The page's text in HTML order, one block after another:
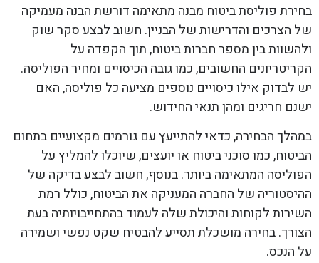
בחירת פוליסת ביטוח מבנה מתאימה דורשת הבנה מעמיקה
של הצרכים והדרישות של הבניין. חשוב לבצע סקר שוק
ולהשוות בין מספר חברות ביטוח, תוך הקפדה על
הקריטריונים החשובים, כמו גובה הכיסויים ומחיר הפוליסה.
יש לבדוק אילו כיסויים נוספים מציעה כל פוליסה, האם
ישנם חריגים ומהן תנאי החידוש.
במהלך הבחירה, כדאי להתייעץ עם גורמים מקצועיים בתחום
הביטוח, כמו סוכני ביטוח או יועצים, שיוכלו להמליץ על
הפוליסה המתאימה ביותר. בנוסף, חשוב לבצע בדיקה של
ההיסטוריה של החברה המעניקה את הביטוח, כולל רמת
השירות לקוחות והיכולת שלה לעמוד בהתחייבויותיה בעת
הצורך. בחירה מושכלת תסייע להבטיח שקט נפשי ושמירה
על הנכס.